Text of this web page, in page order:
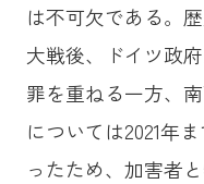
は不可欠である。
大戦後、ドイツ政
罪を重ねる一方、
については2021年
ったため、加害者